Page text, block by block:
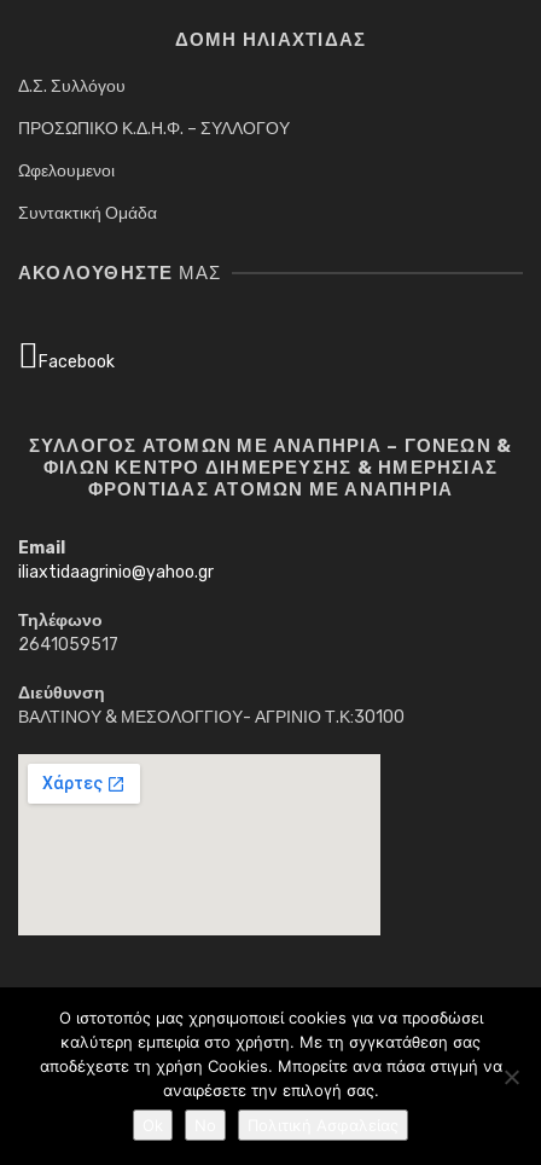
ΔΟΜΗ ΗΛΙΑΧΤΙΔΑΣ
Δ.Σ. Συλλόγου
ΠΡΟΣΩΠΙΚΟ Κ.Δ.Η.Φ. – ΣΥΛΛΟΓΟΥ
Ωφελουμενοι
Συντακτική Ομάδα
ΑΚΟΛΟΥΘΉΣΤΕ ΜΑΣ
Facebook
ΣΥΛΛΟΓΟΣ ΑΤΟΜΩΝ ΜΕ ΑΝΑΠΗΡΙΑ – ΓΟΝΕΩΝ &
ΦΙΛΩΝ ΚΕΝΤΡΟ ΔΙΗΜΕΡΕΥΣΗΣ & ΗΜΕΡΗΣΙΑΣ
ΦΡΟΝΤΙΔΑΣ ΑΤΟΜΩΝ ΜΕ ΑΝΑΠΗΡΙΑ
Email
iliaxtidaagrinio@yahoo.gr
Τηλέφωνο
2641059517
Διεύθυνση
ΒΑΛΤΙΝΟΥ & ΜΕΣΟΛΟΓΓΙΟΥ- ΑΓΡΙΝΙΟ Τ.Κ:30100
Κέντρο Διημέρευσης Ηλιαχτίδα © 2018. Με την επιφύλαξη παντός
νομίμου δικαιώματος.Το περιεχόμενο ανήκει (C) στο σύλλογο
Ηλιαχτίδα * ΠΡΑΞΗ: <> Υλοποιείται στο πλαίσιο του Επιχειρησιακού
O ιστοτοπός μας χρησιμοποιεί cookies για να προσδώσει
καλύτερη εμπειρία στο χρήστη. Με τη σyγκατάθεση σας
αποδέχεστε τη χρήση Cookies. Μπορείτε ανα πάσα στιγμἠ να
αναιρέσετε την επιλογή σας.